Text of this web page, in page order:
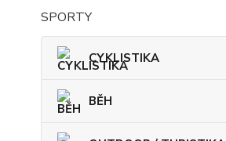
SPORTY
CYKLISTIKA
BĚH